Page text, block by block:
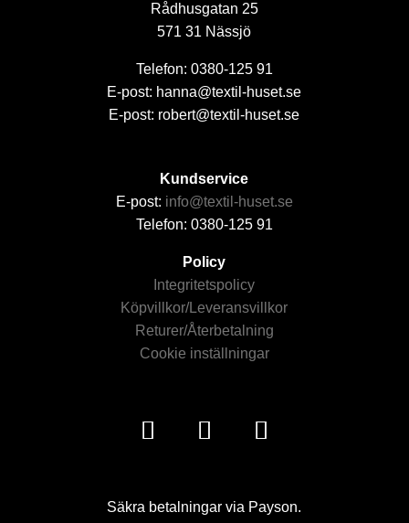
Rådhusgatan 25
571 31 Nässjö
Telefon: 0380-125 91
E-post: hanna@textil-huset.se
E-post: robert@textil-huset.se
Kundservice
E-post: info@textil-huset.se
Telefon: 0380-125 91
Policy
Integritetspolicy
Köpvillkor/Leveransvillkor
Returer/Återbetalning
Cookie inställningar
Säkra betalningar via Payson.